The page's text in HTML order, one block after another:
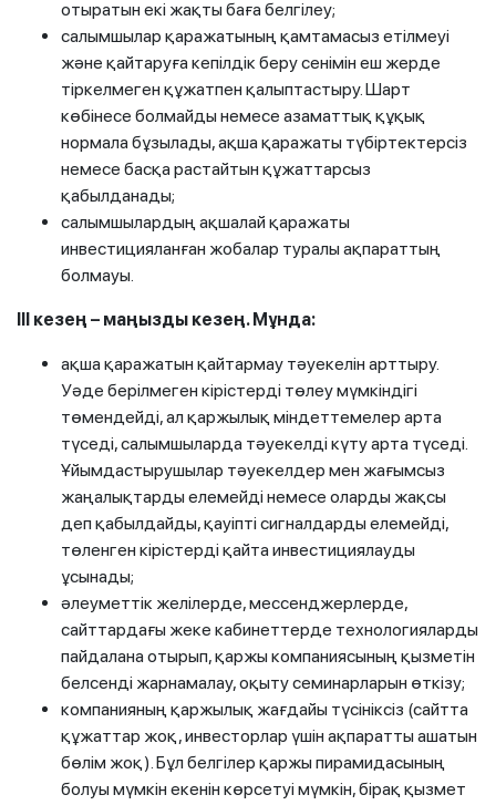
отыратын екі жақты баға белгілеу;
салымшылар қаражатының қамтамасыз етілмеуі
және қайтаруға кепілдік беру сенімін еш жерде
тіркелмеген құжатпен қалыптастыру. Шарт
көбінесе болмайды немесе азаматтық құқық
нормала бұзылады, ақша қаражаты түбіртектерсіз
немесе басқа растайтын құжаттарсыз
қабылданады;
салымшылардың ақшалай қаражаты
инвестицияланған жобалар туралы ақпараттың
болмауы.
III кезең – маңызды кезең. Мұнда:
ақша қаражатын қайтармау тәуекелін арттыру.
Уәде берілмеген кірістерді төлеу мүмкіндігі
төмендейді, ал қаржылық міндеттемелер арта
түседі, салымшыларда тәуекелді күту арта түседі.
Ұйымдастырушылар тәуекелдер мен жағымсыз
жаңалықтарды елемейді немесе оларды жақсы
деп қабылдайды, қауіпті сигналдарды елемейді,
төленген кірістерді қайта инвестициялауды
ұсынады;
әлеуметтік желілерде, мессенджерлерде,
сайттардағы жеке кабинеттерде технологияларды
пайдалана отырып, қаржы компаниясының қызметін
белсенді жарнамалау, оқыту семинарларын өткізу;
компанияның қаржылық жағдайы түсініксіз (сайтта
құжаттар жоқ, инвесторлар үшін ақпаратты ашатын
бөлім жоқ). Бұл белгілер қаржы пирамидасының
болуы мүмкін екенін көрсетуі мүмкін, бірақ қызмет